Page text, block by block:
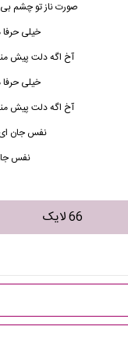
صورت ناز تو چشم
خیلی
آخ اگه دلت پیش
خیلی
آخ اگه دلت پیش
نفس جان ای
نفس
66 لایک